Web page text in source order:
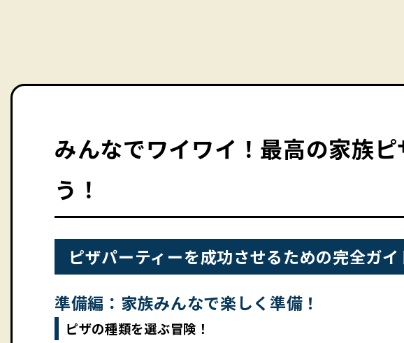
みんなでワイワイ！最高の家族
う！
ピザパーティーを成功させるための完全ガイ
準備編：家族みんなで楽しく準備！
ピザの種類を選ぶ冒険！